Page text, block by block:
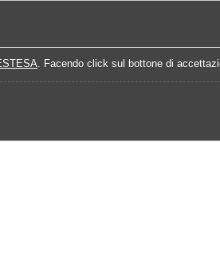
. Facendo click sul bottone di
Turno